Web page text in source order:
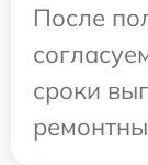
После
сроки